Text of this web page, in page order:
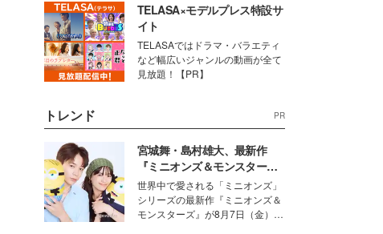
TELASA×モデルプレス特設サ
イト
TELASAではドラマ・バラエティ
など幅広いジャンルの動画が全て
見放題！【PR】
トレンド PR
宮城舞・島村雄大、最新作
『ミニオンズ＆モンスター
ズ』の魅力熱弁 ハチャメチャ
だけじゃない“友情と絆”に感
動
世界中で愛される「ミニオンズ」
シリーズの最新作『ミニオンズ＆
モンスターズ』が8月7日（金）に